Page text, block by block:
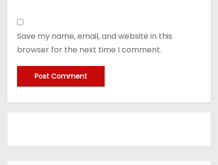
Save my name, email, and website in this
browser for the next time I comment.